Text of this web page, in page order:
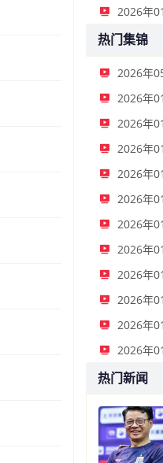
热门集锦
热门新闻